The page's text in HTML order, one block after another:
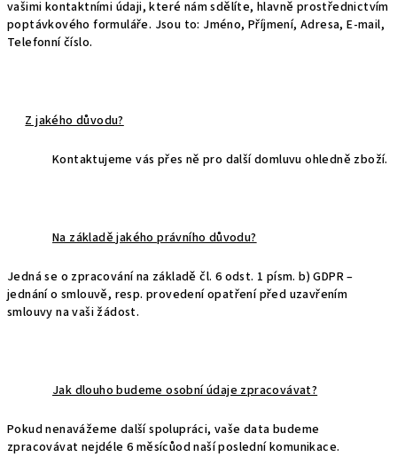
vašimi kontaktními údaji, které nám sdělíte, hlavně prostřednictvím
poptávkového formuláře. Jsou to: Jméno, Příjmení, Adresa, E-mail,
Telefonní číslo.
Z jakého důvodu?
Kontaktujeme vás přes ně pro další domluvu ohledně zboží.
Na základě jakého právního důvodu?
Jedná se o zpracování na základě čl. 6 odst. 1 písm. b) GDPR –
jednání o smlouvě, resp. provedení opatření před uzavřením
smlouvy na vaši žádost.
Jak dlouho budeme osobní údaje zpracovávat?
Pokud nenavážeme další spolupráci, vaše data budeme
zpracovávat nejdéle 6 měsícůod naší poslední komunikace.